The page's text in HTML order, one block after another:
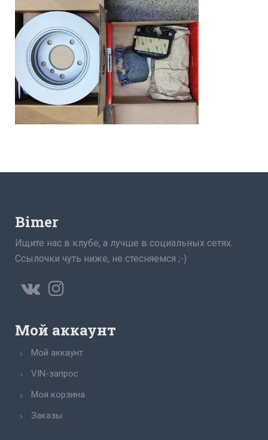
Bimer
Ищите нас в клубе, а лучше в социальных сетях.
Ссылочки чуть ниже, не стесняемся ;-)
Мой аккаунт
Мой аккаунт
VIN-запрос
Моя корзина
Заказы